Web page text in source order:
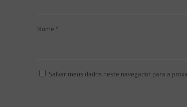
Nome *
Salvar meus dados neste navegador para a